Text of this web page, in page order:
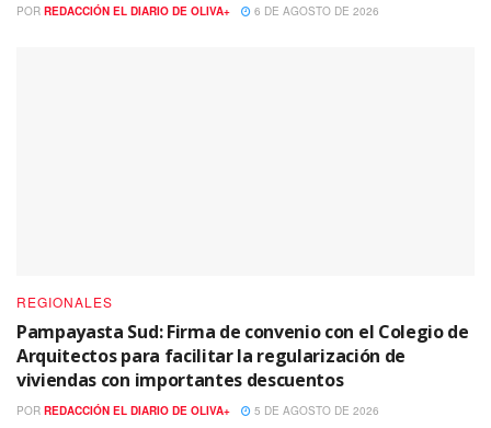
POR REDACCIÓN EL DIARIO DE OLIVA+ 6 DE AGOSTO DE 2026
REGIONALES
Pampayasta Sud: Firma de convenio con el Colegio de
Arquitectos para facilitar la regularización de
viviendas con importantes descuentos
POR REDACCIÓN EL DIARIO DE OLIVA+ 5 DE AGOSTO DE 2026